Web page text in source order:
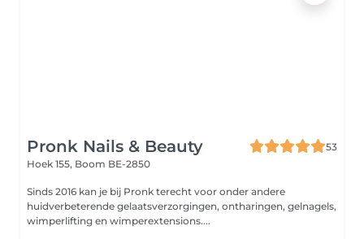
Pronk Nails & Beauty
53
Hoek 155, Boom BE-2850
Sinds 2016 kan je bij Pronk terecht voor onder andere
huidverbeterende gelaatsverzorgingen, ontharingen, gelnagels,
wimperlifting en wimperextensions....